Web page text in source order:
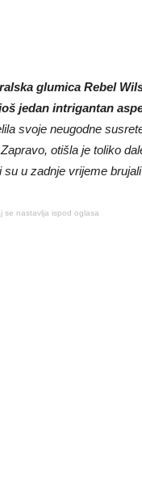
glumica Rebel
jedan intrigantan
svoje neugodne
otišla je toliko
u zadnje vrijeme
se nastavlja ispod oglasa